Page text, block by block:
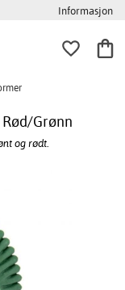
Informasjon
Grønn
og rødt.